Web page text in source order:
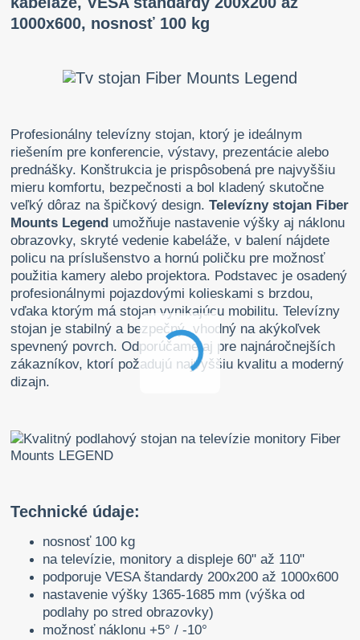
1000x600, nosnosť 100 kg
Profesionálny televízny stojan, ktorý je ideálnym
riešením pre konferencie, výstavy, prezentácie alebo
prednášky. Konštrukcia je prispôsobená pre najvyššiu
mieru komfortu, bezpečnosti a bol kladený skutočne
veľký dôraz na špičkový design.Televízny stojan Fiber
Mounts Legend umožňuje nastavenie výšky aj náklonu
obrazovky, skryté vedenie kabeláže, v balení nájdete
policu na príslušenstvo a hornú poličku pre možnosť
použitia kamery alebo projektora. Podstavec je osadený
profesionálnymi pojazdovými kolieskami s brzdou,
vďaka ktorým má stojan vynikajúcu mobilitu. Televízny
stojan je stabilný a bezpečný, vhodný na akýkoľvek
spevnený povrch. Odporúčame aj pre najnáročnejších
zákazníkov, ktorí požadujú najvyššiu kvalitu a moderný
dizajn.
Technické údaje:
nosnosť 100 kg
na televízie, monitory a displeje 60" až 110"
podporuje VESA štandardy 200x200 až 1000x600
nastavenie výšky 1365-1685 mm (výška od
podlahy po stred obrazovky)
možnosť náklonu +5° / -10°